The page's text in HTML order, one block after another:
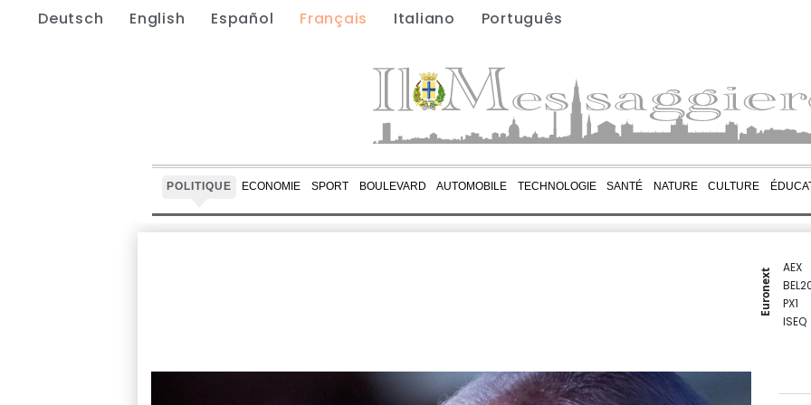
Deutsch English Español Français Italiano Português
POLITIQUE ECONOMIE SPORT BOULEVARD AUTOMOBILE TECHNOLOGIE SANTÉ NATURE CULTURE
Euronext
AEX
PX1
ISEQ